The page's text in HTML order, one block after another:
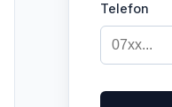
Telefon